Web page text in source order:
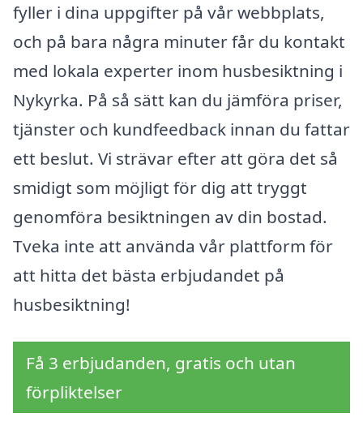
fyller i dina uppgifter på vår webbplats,
och på bara några minuter får du kontakt
med lokala experter inom husbesiktning i
Nykyrka. På så sätt kan du jämföra priser,
tjänster och kundfeedback innan du fattar
ett beslut. Vi strävar efter att göra det så
smidigt som möjligt för dig att tryggt
genomföra besiktningen av din bostad.
Tveka inte att använda vår plattform för
att hitta det bästa erbjudandet på
husbesiktning!
Få 3 erbjudanden, gratis och utan
förpliktelser